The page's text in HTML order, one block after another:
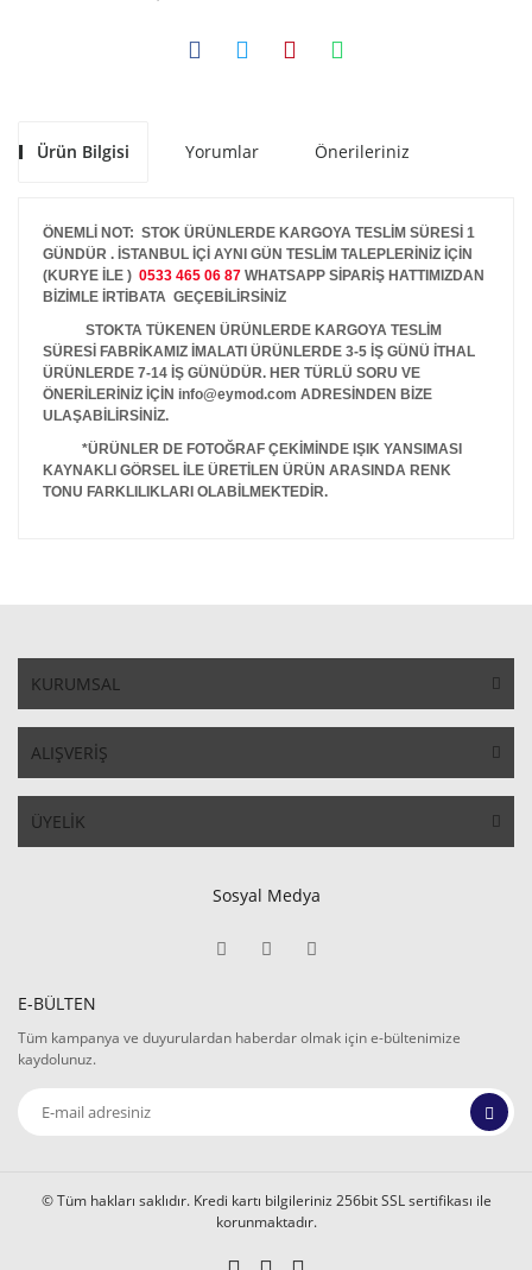
Ürün Bilgisi Yorumlar Önerileriniz
ÖNEMLİ NOT: STOK ÜRÜNLERDE KARGOYA TESLİM SÜRESİ 1
GÜNDÜR . İSTANBUL İÇİ AYNI GÜN TESLİM TALEPLERİNİZ İÇİN
(KURYE İLE ) 0533 465 06 87 WHATSAPP SİPARİŞ HATTIMIZDAN
BİZİMLE İRTİBATA GEÇEBİLİRSİNİZ
STOKTA TÜKENEN ÜRÜNLERDE KARGOYA TESLİM
SÜRESİ FABRİKAMIZ İMALATI ÜRÜNLERDE 3-5 İŞ GÜNÜ İTHAL
ÜRÜNLERDE 7-14 İŞ GÜNÜDÜR. HER TÜRLÜ SORU VE
ÖNERİLERİNİZ İÇİN info@eymod.com ADRESİNDEN BİZE
ULAŞABİLİRSİNİZ.
*ÜRÜNLER DE FOTOĞRAF ÇEKİMİNDE IŞIK YANSIMASI
KAYNAKLI GÖRSEL İLE ÜRETİLEN ÜRÜN ARASINDA RENK
TONU FARKLILIKLARI OLABİLMEKTEDİR.
KURUMSAL
ALIŞVERİŞ
ÜYELİK
Sosyal Medya
E-BÜLTEN
Tüm kampanya ve duyurulardan haberdar olmak için e-bültenimize
kaydolunuz.
© Tüm hakları saklıdır. Kredi kartı bilgileriniz 256bit SSL sertifikası ile
korunmaktadır.